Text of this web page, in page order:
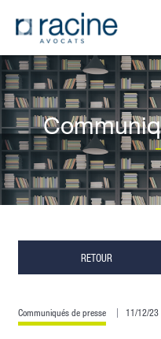
RETOUR
Communiqués de presse 11/12/23